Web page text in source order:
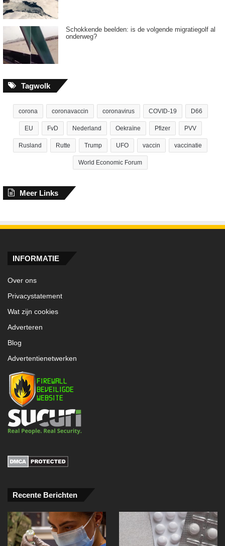
Schokkende beelden: is de volgende migratiegolf al
onderweg?
Tagwolk
corona coronavaccin coronavirus COVID-19 D66
EU FvD Nederland Oekraïne Pfizer PVV
Rusland Rutte Trump UFO vaccin vaccinatie
World Economic Forum
Meer Links
INFORMATIE
Over ons
Privacystatement
Wat zijn cookies
Adverteren
Blog
Advertentienetwerken
Recente Berichten